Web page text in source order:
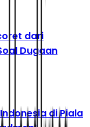
dari
Dugaan
di Piala